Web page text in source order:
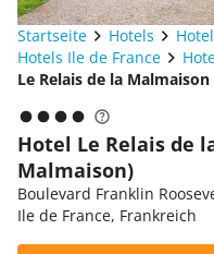
Startseite Hotels
Hotels Ile de France
Le Relais de la Malmaison
Hotel Le Relais de
Malmaison)
Boulevard Franklin
Ile de France, Frankreich